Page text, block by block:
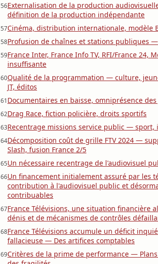
56Externalisation de la production
définition de la production indépendante
57Cinéma, distribution internationale, modèle
58Profusion de chaînes et stations publiques
59France Inter, France Info TV, RFI/France 24,
insuffisante
60Qualité de la programmation — culture,
JT, éditos
61Documentaires en baisse, omniprésence
62Drag Race, fiction policière, droits sportifs
63Recentrage missions service public —
64Décomposition coût de grille FTV 2024 —
Slash, fusion France 2/5
65Un nécessaire recentrage de l'audiovisuel
66Un financement initialement assuré par les
contribution à l'audiovisuel public et
contribuables
67France Télévisions, une situation financière
dénis et de mécanismes de contrôles
68France Télévisions accumule un déficit
fallacieuse — Des artifices comptables
69Critères de la prime de performance —